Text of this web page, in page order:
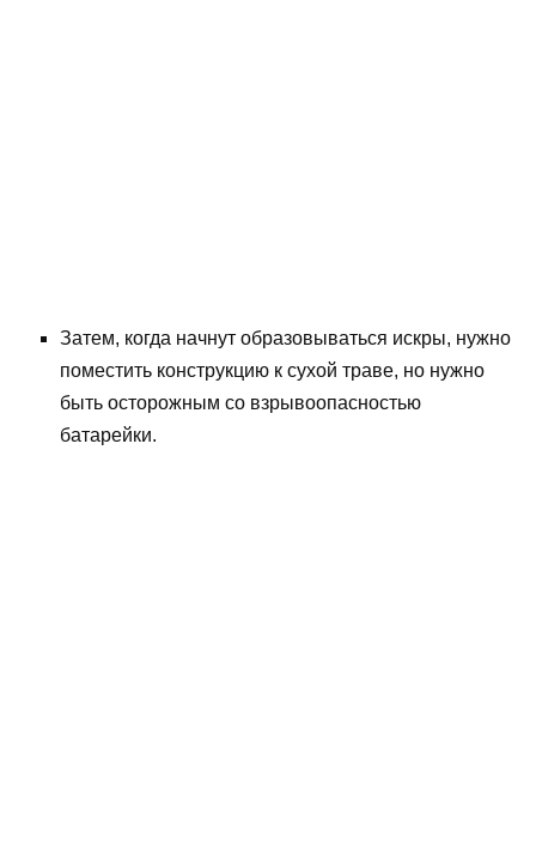
Затем, когда начнут образовываться искры, нужно
поместить конструкцию к сухой траве, но нужно
быть осторожным со взрывоопасностью
батарейки.